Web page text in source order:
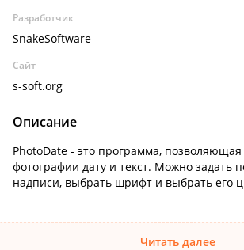
Разработчик
SnakeSoftware
Сайт
s-soft.org
Описание
PhotoDate - это программа,
фотографии дату и текст. Можно задать
надписи, выбрать шрифт и выбрать его
Читать далее